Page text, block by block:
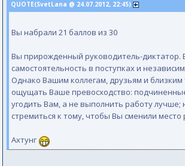
QUOTE(SvetLana @ 24.07.2012, 22:45)
Вы набрали 21 баллов из 30
Вы прирожденный руководитель-диктатор.
самостоятельность в поступках и
Однако Вашим коллегам, друзьям и близким
ощущать Ваше превосходство:
угодить Вам, а не выполнить работу лучше;
стремиться к тому, чтобы Вы сменили место
Ахтунг